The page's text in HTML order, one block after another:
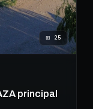
⊞ 25
principal